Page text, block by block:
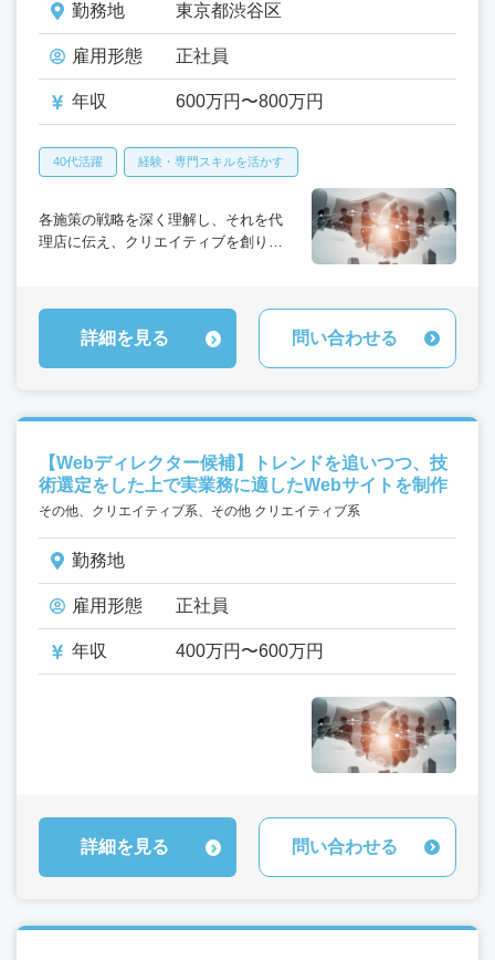
勤務地 東京都渋谷区
雇用形態 正社員
年収 600万円〜800万円
40代活躍 経験・専門スキルを活かす
各施策の戦略を深く理解し、それを代
理店に伝え、クリエイティブを創り上
詳細を見る 問い合わせる
【Webディレクター候補】トレンドを追いつつ、技
術選定をした上で実業務に適したWebサイトを制作
その他、クリエイティブ系、その他 クリエイティブ系
勤務地
雇用形態 正社員
年収 400万円〜600万円
詳細を見る 問い合わせる